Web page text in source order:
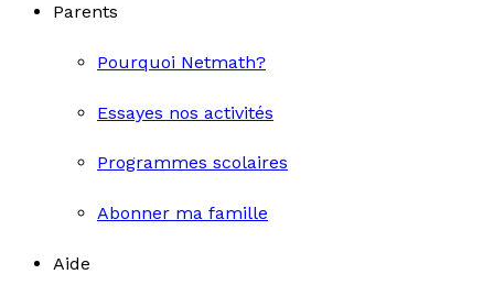
Parents
Pourquoi Netmath?
Essayes nos activités
Programmes scolaires
Abonner ma famille
Aide